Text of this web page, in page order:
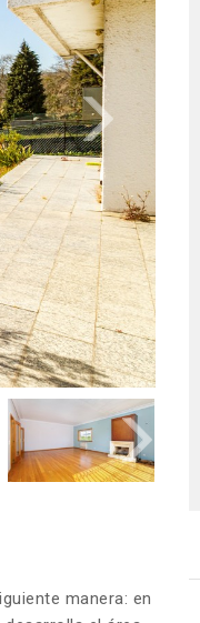
manera: en